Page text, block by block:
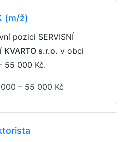
(m/ž)
pozici SERVISNÍ
KVARTO s.r.o. v obci
55 000 Kč.
– 55 000 Kč